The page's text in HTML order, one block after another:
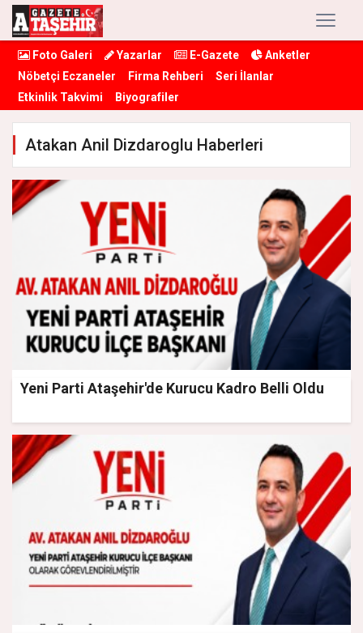
Foto Galeri Yazarlar E-Gazete
Anketler
Nöbetçi Eczaneler
Firma Rehberi
Seri İlanlar
Etkinlik Takvimi
Biyografiler
Atakan Anil Dizdaroglu Haberleri
Yeni Parti Ataşehir'de Kurucu Kadro Belli Oldu